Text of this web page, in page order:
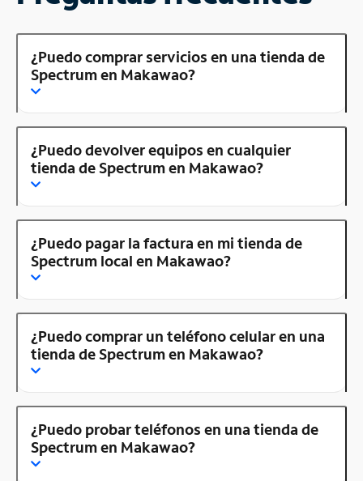
¿Puedo comprar servicios en una tienda de
Spectrum en Makawao?
¿Puedo devolver equipos en cualquier
tienda de Spectrum en Makawao?
¿Puedo pagar la factura en mi tienda de
Spectrum local en Makawao?
¿Puedo comprar un teléfono celular en una
tienda de Spectrum en Makawao?
¿Puedo probar teléfonos en una tienda de
Spectrum en Makawao?